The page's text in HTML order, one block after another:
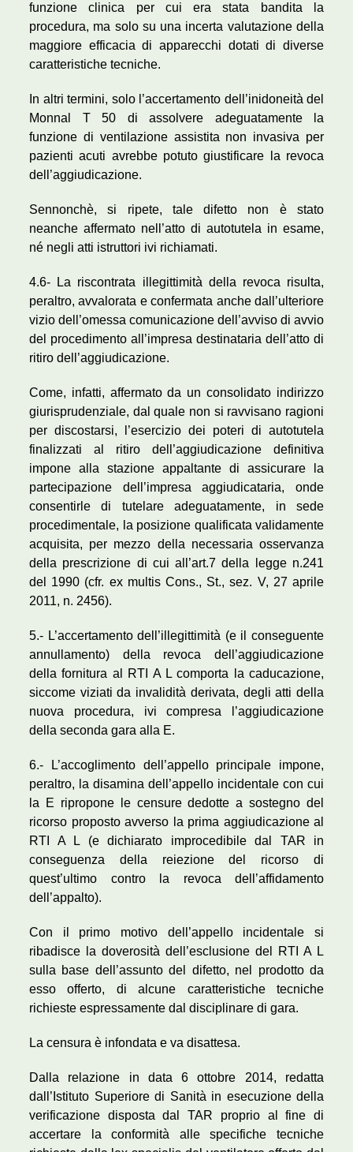
funzione clinica per cui era stata bandita la
procedura, ma solo su una incerta valutazione della
maggiore efficacia di apparecchi dotati di diverse
caratteristiche tecniche.
In altri termini, solo l’accertamento dell’inidoneità del
Monnal T 50 di assolvere adeguatamente la
funzione di ventilazione assistita non invasiva per
pazienti acuti avrebbe potuto giustificare la revoca
dell’aggiudicazione.
Sennonchè, si ripete, tale difetto non è stato
neanche affermato nell’atto di autotutela in esame,
né negli atti istruttori ivi richiamati.
4.6- La riscontrata illegittimità della revoca risulta,
peraltro, avvalorata e confermata anche dall’ulteriore
vizio dell’omessa comunicazione dell’avviso di avvio
del procedimento all’impresa destinataria dell’atto di
ritiro dell’aggiudicazione.
Come, infatti, affermato da un consolidato indirizzo
giurisprudenziale, dal quale non si ravvisano ragioni
per discostarsi, l’esercizio dei poteri di autotutela
finalizzati al ritiro dell’aggiudicazione definitiva
impone alla stazione appaltante di assicurare la
partecipazione dell’impresa aggiudicataria, onde
consentirle di tutelare adeguatamente, in sede
procedimentale, la posizione qualificata validamente
acquisita, per mezzo della necessaria osservanza
della prescrizione di cui all’art.7 della legge n.241
del 1990 (cfr. ex multis Cons., St., sez. V, 27 aprile
2011, n. 2456).
5.- L’accertamento dell’illegittimità (e il conseguente
annullamento) della revoca dell’aggiudicazione
della fornitura al RTI A L comporta la caducazione,
siccome viziati da invalidità derivata, degli atti della
nuova procedura, ivi compresa l’aggiudicazione
della seconda gara alla E.
6.- L’accoglimento dell’appello principale impone,
peraltro, la disamina dell’appello incidentale con cui
la E ripropone le censure dedotte a sostegno del
ricorso proposto avverso la prima aggiudicazione al
RTI A L (e dichiarato improcedibile dal TAR in
conseguenza della reiezione del ricorso di
quest’ultimo contro la revoca dell’affidamento
dell’appalto).
Con il primo motivo dell’appello incidentale si
ribadisce la doverosità dell’esclusione del RTI A L
sulla base dell’assunto del difetto, nel prodotto da
esso offerto, di alcune caratteristiche tecniche
richieste espressamente dal disciplinare di gara.
La censura è infondata e va disattesa.
Dalla relazione in data 6 ottobre 2014, redatta
dall’Istituto Superiore di Sanità in esecuzione della
verificazione disposta dal TAR proprio al fine di
accertare la conformità alle specifiche tecniche